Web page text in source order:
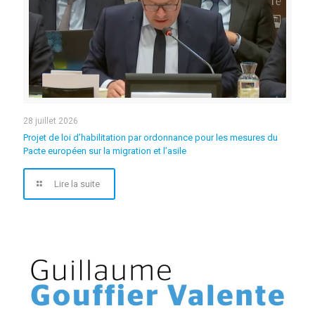
28 juillet 2026
Projet de loi d’habilitation par ordonnance pour les mesures du
Pacte européen sur la migration et l’asile
Lire la suite